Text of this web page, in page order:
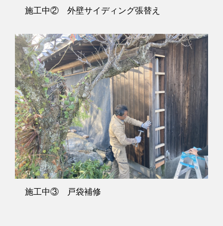
施工中② 外壁サイディング張替え
施工中③ 戸袋補修